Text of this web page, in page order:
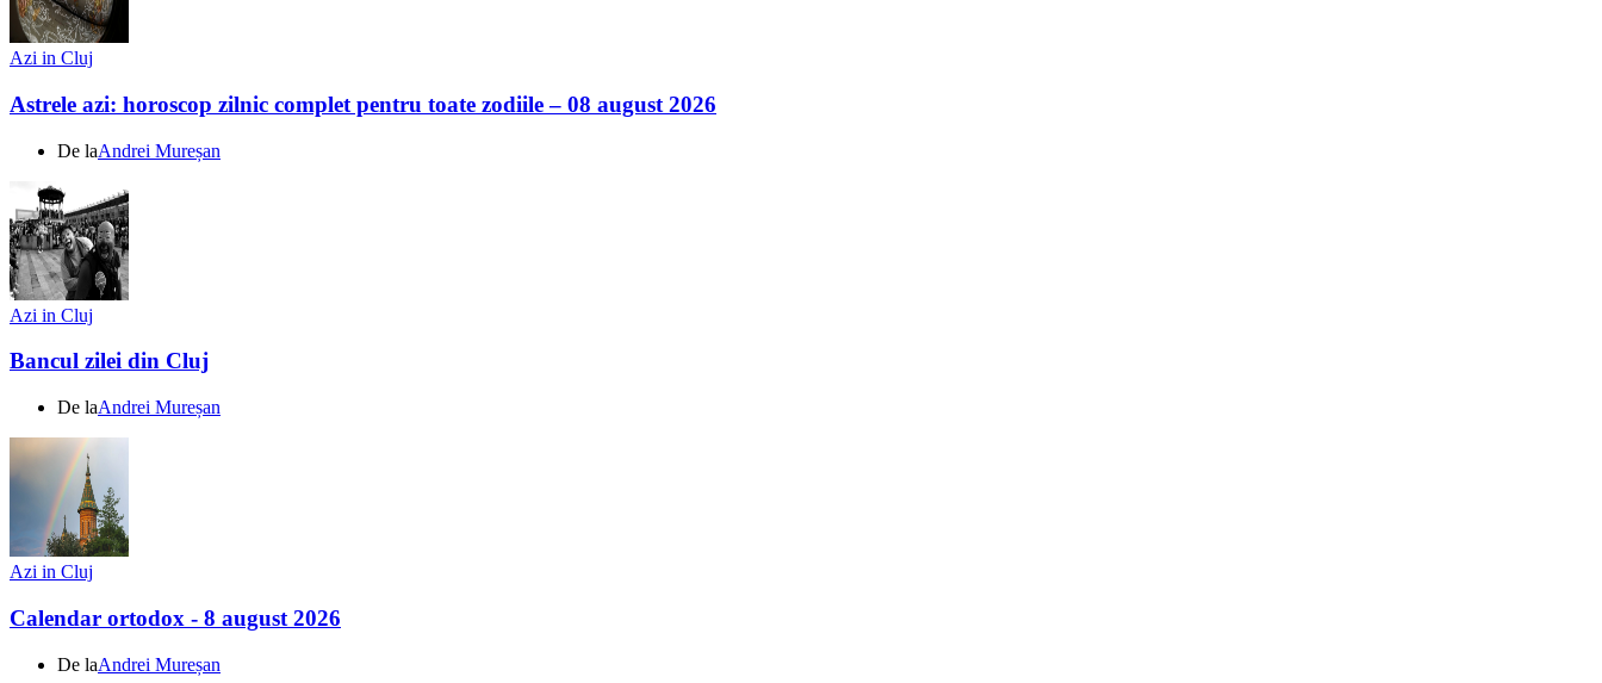
Azi in Cluj
Astrele azi: horoscop zilnic complet pentru toate zodiile – 08 august 2026
De laAndrei Mureșan
Azi in Cluj
Bancul zilei din Cluj
De laAndrei Mureșan
Azi in Cluj
Calendar ortodox - 8 august 2026
De laAndrei Mureșan